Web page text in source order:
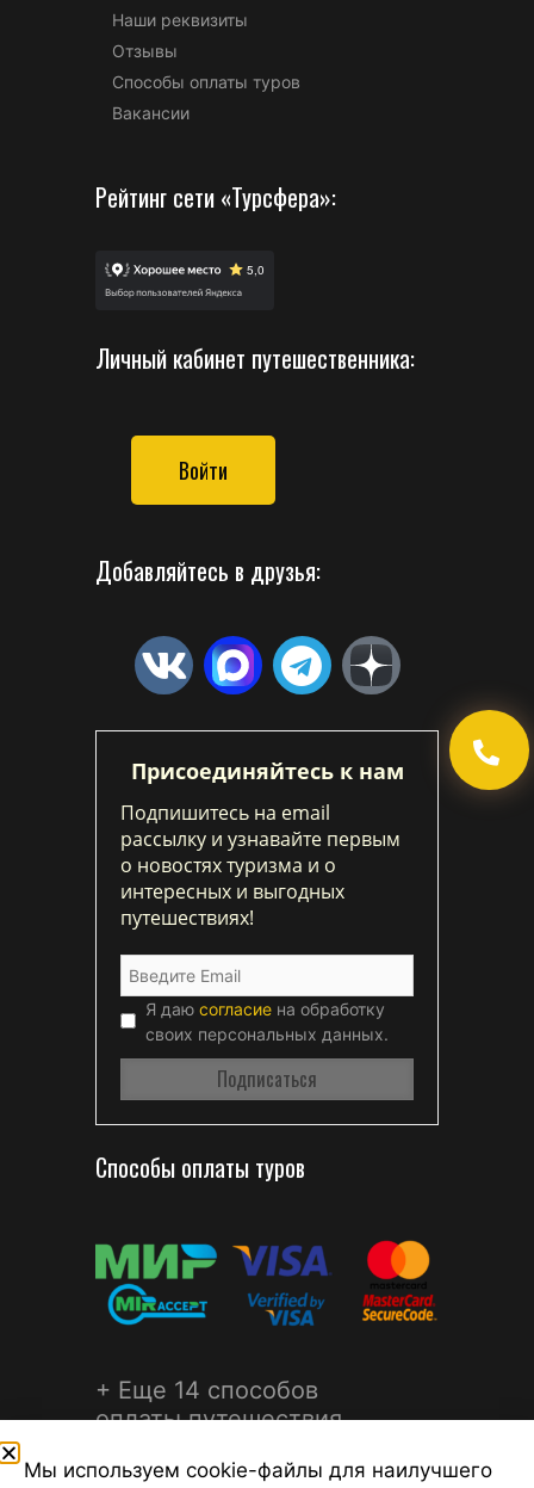
Наши реквизиты
Отзывы
Способы оплаты туров
Вакансии
Рейтинг сети «Турсфера»:
Личный кабинет путешественника:
Войти
Добавляйтесь в друзья:
Присоединяйтесь к нам
Подпишитесь на email
рассылку и узнавайте первым
о новостях туризма и о
интересных и выгодных
путешествиях!
Я даю согласие на обработку
своих персональных данных.
Способы оплаты туров
+ Еще 14 способов
оплаты путешествия
Мы используем cookie-файлы для наилучшего